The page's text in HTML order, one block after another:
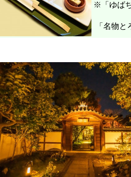
※「ゆば
「名物と